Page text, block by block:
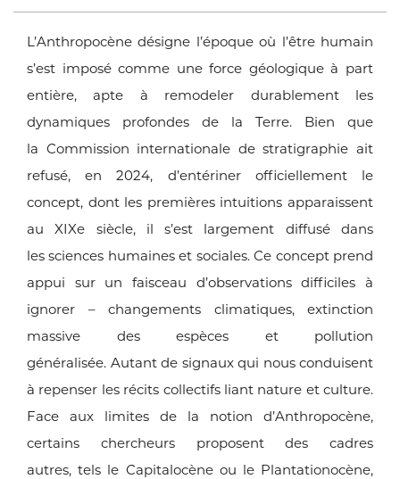
L’Anthropocène désigne l’époque où l’être humain
s’est imposécomme une force géologique à part
entière, apte à remodeler durablement les
dynamiques profondes de la Terre. Bien que
la Commission internationale de stratigraphie ait
refusé, en 2024, d’entériner officiellement le
concept, dont les premières intuitions apparaissent
au XIXe siècle, il s’est largement diffusé dans
lessciences humaines et sociales. Ce concept prend
appui sur un faisceau d’observations difficiles à
ignorer – changements climatiques, extinction
massive des espèces et pollution
généralisée. Autant de signaux qui nous conduisent
à repenser les récits collectifs liant nature et culture.
Face aux limites de la notion d’Anthropocène,
certains chercheurs proposent des cadres
autres,tels le Capitalocène ou le Plantationocène,